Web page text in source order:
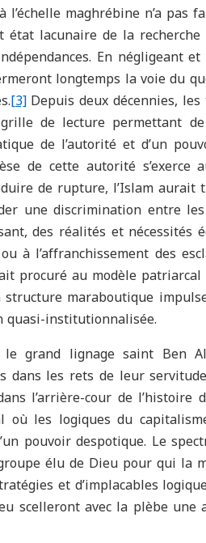
maghrébine n’a pas
lacunaire de la recherche
En négligeant
longtemps la voie du
[3]Depuis deux décennies,
de lecture permettant de
de l’autorité et d’un
de cette autorité s’exerce
de rupture, l’Islam aurait
une discrimination entre
des réalités et nécessités
à l’affranchissement des
procuré au modèle
maraboutique
quasi-institutionnalisée.
grand lignage saint Ben
les rets de leur
l’arrière-cour de l’histoire
où les logiques du
pouvoir despotique. Le
élu de Dieu pour qui la
et d’implacables
scelleront avec la plèbe